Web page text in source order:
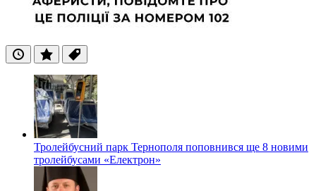
ОстанніПопулярні
Теги
Тролейбусний парк Тернополя поповнився ще 8 новими
тролейбусами «Електрон»